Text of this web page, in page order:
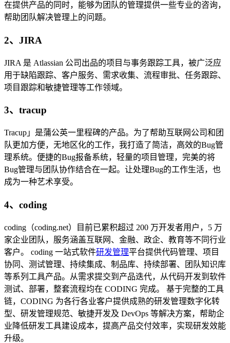
在提供产品的同时，能够为团队的管理提供一些专业的咨询，
帮助团队解决管理上的问题。
2、JIRA
JIRA 是 Atlassian 公司出品的项目与事务跟踪工具，被广泛应
用于缺陷跟踪、客户服务、需求收集、流程审批、任务跟踪、
项目跟踪和敏捷管理等工作领域。
3、tracup
Tracup」是蒲公英一里程碑的产品。为了帮助互联网公司和团
队更加方便，无地区化的工作，我打造了简洁，高效的Bug管
理系统。便捷的Bug报备系统，轻量的项目管理，完美的将
Bug管理与团队协作结合在一起。让处理Bug的工作生活，也
成为一种艺术享受。
4、coding
coding（coding.net）目前已累积超过 200 万开发者用户，5 万
家企业团队，服务涵盖互联网、金融、政企、教育等不同行业
客户。 coding 一站式软件研发管理平台提供代码管理、项目
协同、测试管理、持续集成、制品库、持续部署、团队知识库
等系列工具产品。从需求提交到产品迭代，从代码开发到软件
测试、部署，整套流程均在 CODING 完成。 基于完整的工具
链，CODING 为各行各业客户提供成熟的研发管理数字化转
型、研发管理规范、敏捷开发及 DevOps 等解决方案，帮助企
业降低研发工具建设成本，提高产品交付效率，实现研发效能
升级。